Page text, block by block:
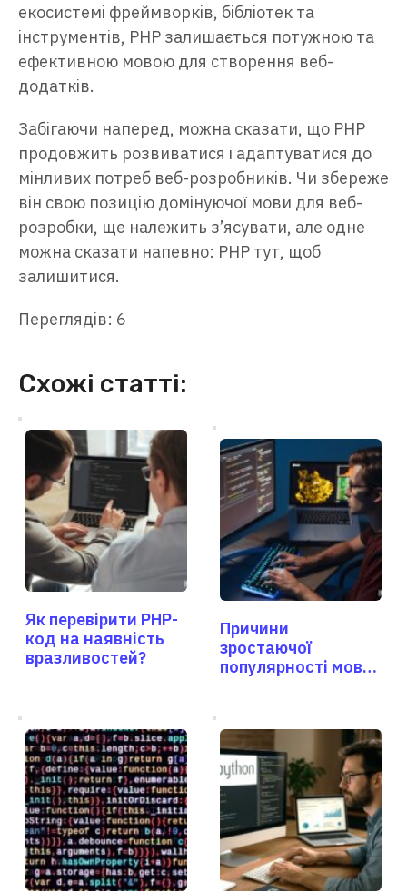
екосистемі фреймворків, бібліотек та
інструментів, PHP залишається потужною та
ефективною мовою для створення веб-
додатків.
Забігаючи наперед, можна сказати, що PHP
продовжить розвиватися і адаптуватися до
мінливих потреб веб-розробників. Чи збереже
він свою позицію домінуючої мови для веб-
розробки, ще належить з’ясувати, але одне
можна сказати напевно: PHP тут, щоб
залишитися.
Переглядів: 6
Схожі статті:
Як перевірити PHP-
код на наявність
вразливостей?
Причини
зростаючої
популярності мови